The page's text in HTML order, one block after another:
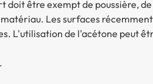
doit être exempt de poussière,
Les surfaces
L'utilisation de l'acétone peut